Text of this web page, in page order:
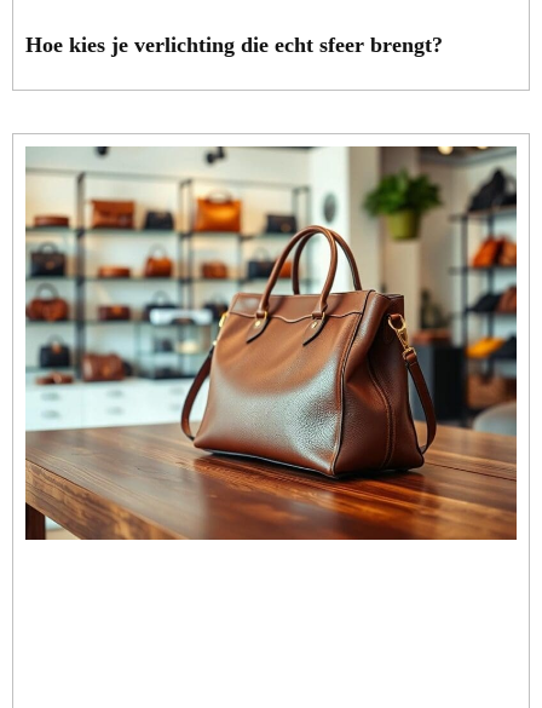
Hoe kies je verlichting die echt sfeer brengt?